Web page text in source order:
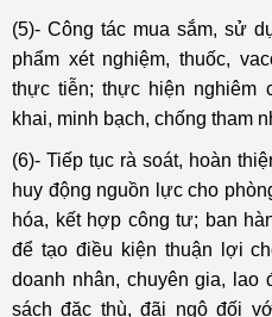
(5)- Công tác mua sắm, sử
phẩm xét nghiệm, thuốc,
thực tiễn; thực hiện nghiêm
khai, minh bạch, chống tham
(6)- Tiếp tục rà soát, hoàn
huy động nguồn lực cho
hóa, kết hợp công tư; ban
để tạo điều kiện thuận lợi
doanh nhân, chuyên gia, lao
sách đặc thù, đãi ngộ đối